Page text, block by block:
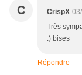
C CrispX
Très
:) bises
Répondre